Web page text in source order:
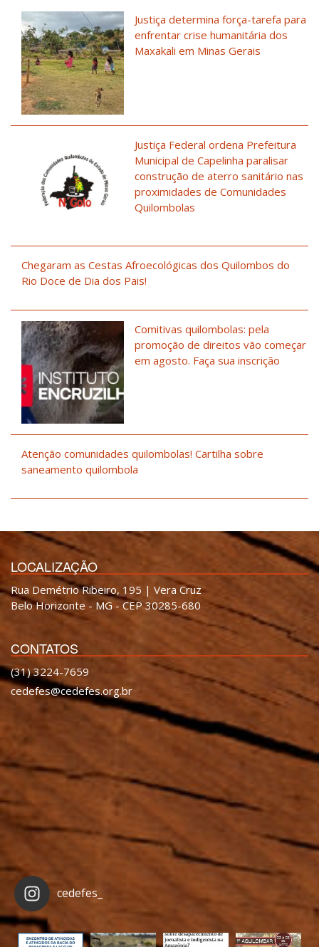
Justiça determina força-tarefa para
enfrentar crise humanitária dos
Maxakali em Minas Gerais
Justiça Federal ordena Prefeitura
Municipal de Capelinha paralisar
construção de aterro sanitário nas
proximidades de Comunidades
Quilombolas
Chegaram as Cestas Afroecológicas dos Quilombos do
Rio Doce de Dia dos Pais!
Comitivas quilombolas: pela
promoção de direitos vão começar
em agosto. Faça sua inscrição
Atenção comunidades quilombolas! Cartilha sobre
saneamento quilombola
LOCALIZAÇÃO
Rua Demétrio Ribeiro, 195 | Vera Cruz
Belo Horizonte - MG - CEP 30285-680
CONTATOS
(31) 3224-7659
cedefes@cedefes.org.br
cedefes_